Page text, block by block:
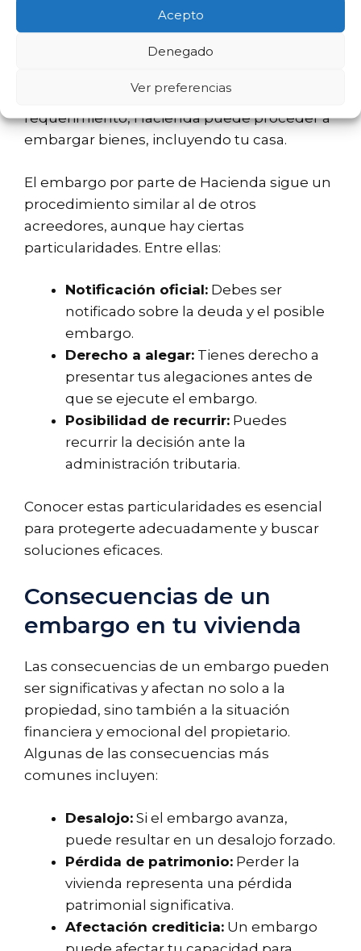
Acepto
Denegado
Ver preferencias
Sí, Hacienda puede embargar tu vivienda si
tienes deudas fiscales impagas. Este
proceso generalmente se inicia tras un
pago de la deuda. Si no se atiende a este
requerimiento, Hacienda puede proceder a
embargar bienes, incluyendo tu casa.
El embargo por parte de Hacienda sigue un
procedimiento similar al de otros
acreedores, aunque hay ciertas
particularidades. Entre ellas:
Notificación oficial: Debes ser
notificado sobre la deuda y el posible
embargo.
Derecho a alegar: Tienes derecho a
presentar tus alegaciones antes de
que se ejecute el embargo.
Posibilidad de recurrir: Puedes
recurrir la decisión ante la
administración tributaria.
Conocer estas particularidades es esencial
para protegerte adecuadamente y buscar
soluciones eficaces.
Consecuencias de un
embargo en tu vivienda
Las consecuencias de un embargo pueden
ser significativas y afectan no solo a la
propiedad, sino también a la situación
financiera y emocional del propietario.
Algunas de las consecuencias más
comunes incluyen:
Desalojo: Si el embargo avanza,
puede resultar en un desalojo forzado.
Pérdida de patrimonio: Perder la
vivienda representa una pérdida
patrimonial significativa.
Afectación crediticia: Un embargo